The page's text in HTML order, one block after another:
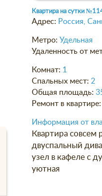
Квартира на сутки
Адрес: Россия,
Метро: Удельная
Удаленность от
Комнат: 1
Спальных мест: 2
Общая площадь:
Ремонт в квартире:
Информация от
Квартира совсем
двуспальный
узел в кафеле с
уютная